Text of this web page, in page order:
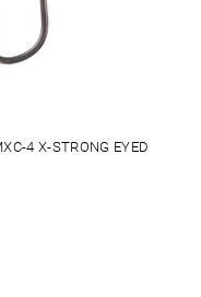
4 X-STRONG EYED